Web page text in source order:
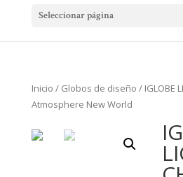
Seleccionar página
Inicio / Globos de diseño / IGLOBE
Atmosphere New World